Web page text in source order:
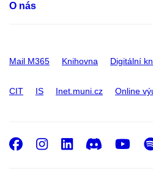
O nás
Mail M365 Knihovna Digitální
CIT IS Inet.muni.cz Online
Facebook
Instagram
LinkedIn